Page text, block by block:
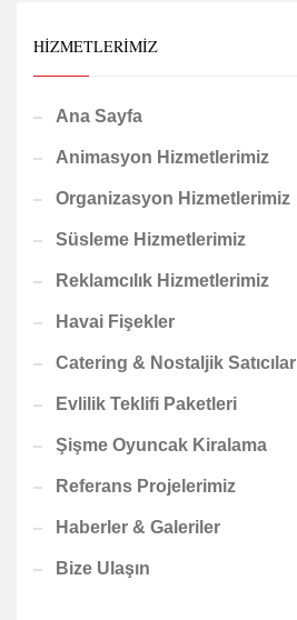
HIZMETLERIMIZ
Ana Sayfa
Animasyon Hizmetlerimiz
Organizasyon Hizmetlerimiz
Süsleme Hizmetlerimiz
Reklamcılık Hizmetlerimiz
Havai Fişekler
Catering & Nostaljik Satıcılar
Evlilik Teklifi Paketleri
Şişme Oyuncak Kiralama
Referans Projelerimiz
Haberler & Galeriler
Bize Ulaşın